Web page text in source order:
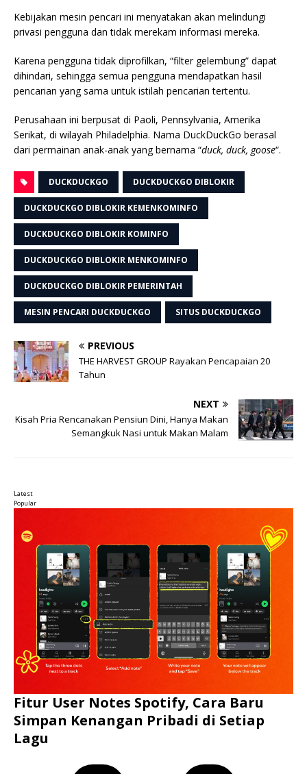
Kebijakan mesin pencari ini menyatakan akan melindungi
privasi pengguna dan tidak merekam informasi mereka.
Karena pengguna tidak diprofilkan, “filter gelembung” dapat
dihindari, sehingga semua pengguna mendapatkan hasil
pencarian yang sama untuk istilah pencarian tertentu.
Perusahaan ini berpusat di Paoli, Pennsylvania, Amerika
Serikat, di wilayah Philadelphia. Nama DuckDuckGo berasal
dari permainan anak-anak yang bernama “duck, duck, goose“.
DUCKDUCKGO DUCKDUCKGO DIBLOKIR
DUCKDUCKGO DIBLOKIR KEMENKOMINFO
DUCKDUCKGO DIBLOKIR KOMINFO
DUCKDUCKGO DIBLOKIR MENKOMINFO
DUCKDUCKGO DIBLOKIR PEMERINTAH
MESIN PENCARI DUCKDUCKGO SITUS DUCKDUCKGO
PREVIOUS
THE HARVEST GROUP Rayakan Pencapaian 20
Tahun
NEXT
Kisah Pria Rencanakan Pensiun Dini, Hanya Makan
Semangkuk Nasi untuk Makan Malam
Latest
Popular
Fitur User Notes Spotify, Cara Baru
Simpan Kenangan Pribadi di Setiap
Lagu